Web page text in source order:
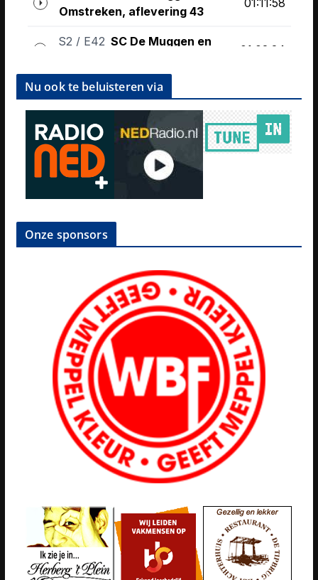
Nu ook te beluisteren via
Onze sponsors